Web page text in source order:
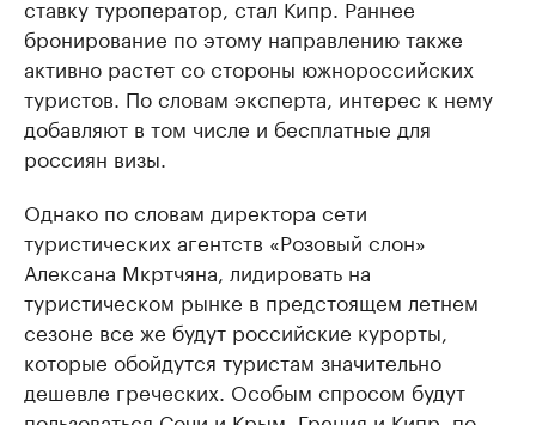
ставку туроператор, стал Кипр. Раннее
бронирование по этому направлению также
активно растет со стороны южнороссийских
туристов. По словам эксперта, интерес к нему
добавляют в том числе и бесплатные для
россиян визы.
Однако по словам директора сети
туристических агентств «Розовый слон»
Алексана Мкртчяна, лидировать на
туристическом рынке в предстоящем летнем
сезоне все же будут российские курорты,
которые обойдутся туристам значительно
дешевле греческих. Особым спросом будут